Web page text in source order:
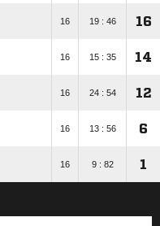
16 19 : 46 16
16 15 : 35 14
16 24 : 54 12
16 13 : 56 6
16 9 : 82 1